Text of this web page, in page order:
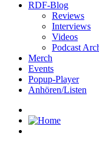
RDF-Blog
Reviews
Interviews
Videos
Podcast
Merch
Events
Popup-Player
Anhören/Listen